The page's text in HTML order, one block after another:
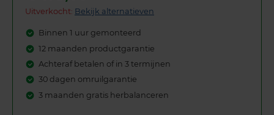
Uitverkocht: Bekijk alternatieven
Binnen 1 uur gemonteerd
12 maanden productgarantie
Achteraf betalen of in 3 termijnen
30 dagen omruilgarantie
3 maanden gratis herbalanceren